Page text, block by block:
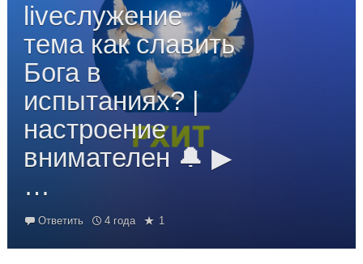
liveслужение
тема как славить
Бога в
испытаниях? |
настроение
внимателен 🔔 ▶
…
Ответить 4 года 1